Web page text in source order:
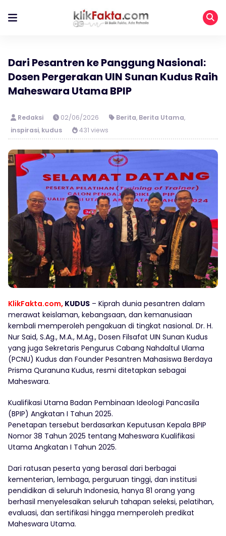
Dari Pesantren ke Panggung Nasional:
Dosen Pergerakan UIN Sunan Kudus Raih
Maheswara Utama BPIP
Redaksi 02/06/2026 Berita, Berita Utama,
inspirasi, kudus 431 views
KlikFakta.com, KUDUS – Kiprah dunia pesantren dalam
merawat keislaman, kebangsaan, dan kemanusiaan
kembali memperoleh pengakuan di tingkat nasional. Dr. H.
Nur Said, S.Ag., M.A., M.Ag., Dosen Filsafat UIN Sunan Kudus
yang juga Sekretaris Pengurus Cabang Nahdaltul Ulama
(PCNU) Kudus dan Founder Pesantren Mahasiswa Berdaya
Prisma Quranuna Kudus, resmi ditetapkan sebagai
Maheswara.
Kualifikasi Utama Badan Pembinaan Ideologi Pancasila
(BPIP) Angkatan I Tahun 2025.
Penetapan tersebut berdasarkan Keputusan Kepala BPIP
Nomor 38 Tahun 2025 tentang Maheswara Kualifikasi
Utama Angkatan I Tahun 2025.
Dari ratusan peserta yang berasal dari berbagai
kementerian, lembaga, perguruan tinggi, dan institusi
pendidikan di seluruh Indonesia, hanya 81 orang yang
berhasil menyelesaikan seluruh tahapan seleksi, pelatihan,
evaluasi, dan sertifikasi hingga memperoleh predikat
Maheswara Utama.